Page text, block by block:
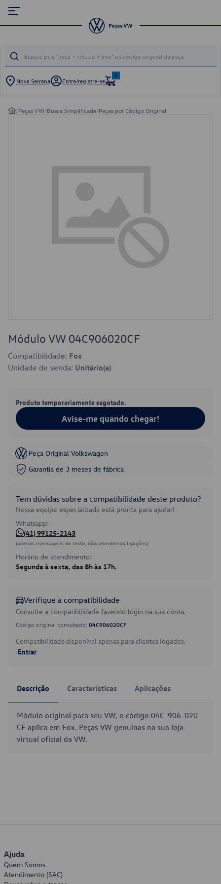
Nova Serrana Entre/registre-se
0
/Peças VW/Busca Simplificada/Peças por Código Original
Módulo VW 04C906020CF
Compatibilidade: Fox
Unidade de venda: Unitário(a)
Produto temporariamente esgotado.
Avise-me quando chegar!
Peça Original Volkswagen
Garantia de 3 meses de fábrica
Tem dúvidas sobre a compatibilidade deste produto?
Nossa equipe especializada está pronta para ajudar!
Whatsapp:
(41) 99125-2143
(apenas mensagens de texto, não atendemos ligações)
Horário de atendimento:
Segunda à sexta, das 8h às 17h.
Verifique a compatibilidade
Consulte a compatibilidade fazendo login na sua conta.
Código original consultado: 04C906020CF
Compatibilidade disponível apenas para clientes logados.
Entrar
Descrição Características Aplicações
Módulo original para seu VW, o código 04C-906-020-
CF aplica em Fox. Peças VW genuínas na sua loja
virtual oficial da VW.
Ajuda
Quem Somos
Atendimento (SAC)